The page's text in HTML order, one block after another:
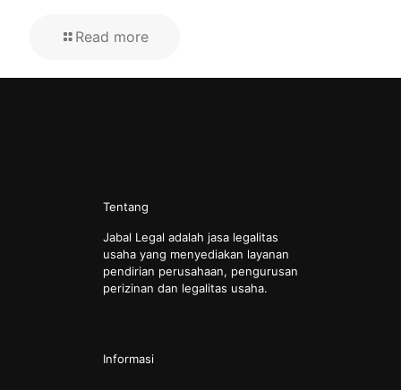
Read more
Tentang
Jabal Legal adalah jasa legalitas
usaha yang menyediakan layanan
pendirian perusahaan, pengurusan
perizinan dan legalitas usaha.
Informasi